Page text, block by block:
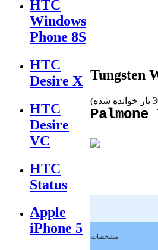
HTC
Windows
Phone 8S
HTC
Desire X
HTC
Desire
VC
HTC
Status
Apple
iPhone 5
Tungsten
شده )
Palmone
مشخصات